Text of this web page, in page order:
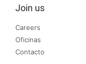
Join us
Careers
Oficinas
Contacto